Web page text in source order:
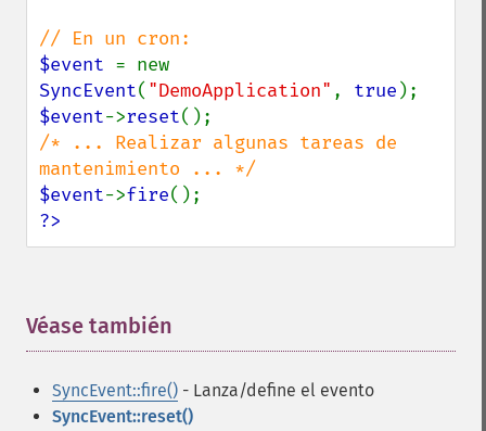
$event
SyncEvent( "DemoApplication" , true
$event->reset
/* ... Realizar algunas tareas de
$event->fire
?>
Véase también
SyncEvent::fire() - Lanza/define el evento
SyncEvent::reset()